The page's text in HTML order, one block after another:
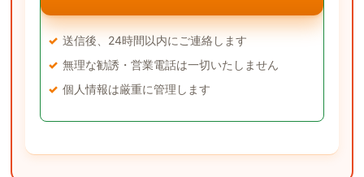
送信後、24時間以内にご連絡します
無理な勧誘・営業電話は一切いたしません
個人情報は厳重に管理します